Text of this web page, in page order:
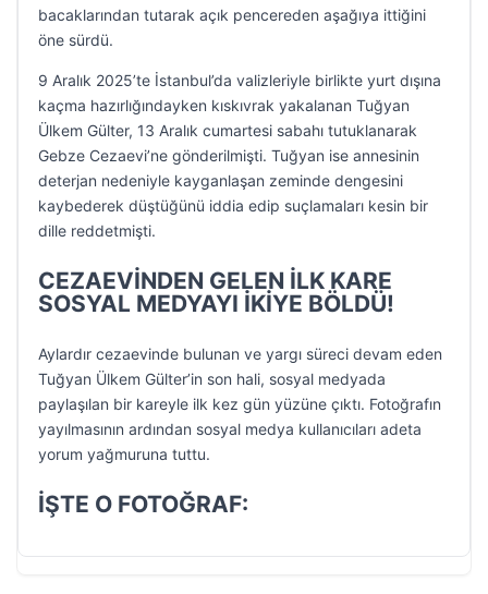
bacaklarından tutarak açık pencereden aşağıya ittiğini
öne sürdü.
9 Aralık 2025’te İstanbul’da valizleriyle birlikte yurt dışına
kaçma hazırlığındayken kıskıvrak yakalanan Tuğyan
Ülkem Gülter, 13 Aralık cumartesi sabahı tutuklanarak
Gebze Cezaevi’ne gönderilmişti. Tuğyan ise annesinin
deterjan nedeniyle kayganlaşan zeminde dengesini
kaybederek düştüğünü iddia edip suçlamaları kesin bir
dille reddetmişti.
CEZAEVİNDEN GELEN İLK KARE
SOSYAL MEDYAYI İKİYE BÖLDÜ!
Aylardır cezaevinde bulunan ve yargı süreci devam eden
Tuğyan Ülkem Gülter’in son hali, sosyal medyada
paylaşılan bir kareyle ilk kez gün yüzüne çıktı. Fotoğrafın
yayılmasının ardından sosyal medya kullanıcıları adeta
yorum yağmuruna tuttu.
İŞTE O FOTOĞRAF: